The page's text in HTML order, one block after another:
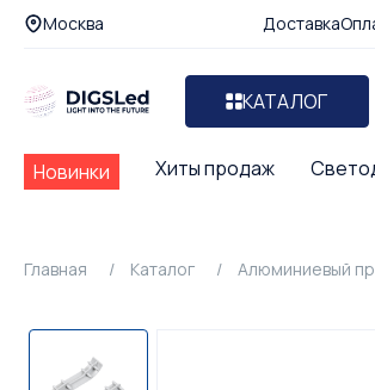
Москва Доставка
КАТАЛОГ
Новинки Хиты продаж
Главная Каталог Алюминиевый